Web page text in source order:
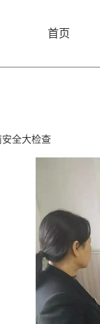
首页
全大检查